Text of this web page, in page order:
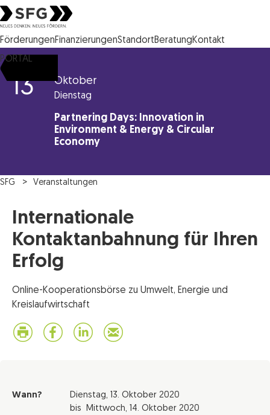
Steirische Wirtschaftsförderungsgesellschaft mbH SFG Logo
FörderungenFinanzierungenStandortBeratungKontakt
PORTAL
13 Oktober
Dienstag
Partnering Days: Innovation in
Environment & Energy & Circular
Economy
SFG Veranstaltungen
Internationale
Kontaktanbahnung für Ihren
Erfolg
Online-Kooperationsbörse zu Umwelt, Energie und
Kreislaufwirtschaft
Wann? Dienstag, 13. Oktober 2020
bis Mittwoch, 14. Oktober 2020